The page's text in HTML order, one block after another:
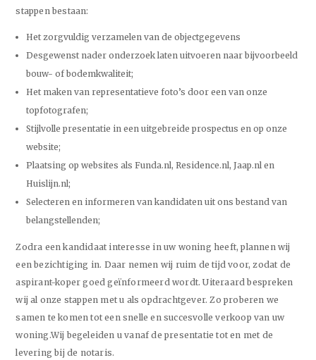
stappen bestaan:
Het zorgvuldig verzamelen van de objectgegevens
Desgewenst nader onderzoek laten uitvoeren naar bijvoorbeeld
bouw- of bodemkwaliteit;
Het maken van representatieve foto’s door een van onze
topfotografen;
Stijlvolle presentatie in een uitgebreide prospectus en op onze
website;
Plaatsing op websites als Funda.nl, Residence.nl, Jaap.nl en
Huislijn.nl;
Selecteren en informeren van kandidaten uit ons bestand van
belangstellenden;
Zodra een kandidaat interesse in uw woning heeft, plannen wij
een bezichtiging in. Daar nemen wij ruim de tijd voor, zodat de
aspirant-koper goed geïnformeerd wordt. Uiteraard bespreken
wij al onze stappen met u als opdrachtgever. Zo proberen we
samen te komen tot een snelle en succesvolle verkoop van uw
woning.Wij begeleiden u vanaf de presentatie tot en met de
levering bij de notaris.